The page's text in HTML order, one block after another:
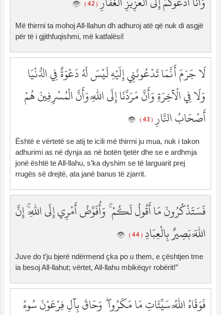
( 42 )
Më thirrni ta mohoj All-llahun dh adhuroj atë që nuk di asgjë
për të i gjithfuqishmi, më katfalësi!
لَا جَرَمَ أَنَّمَا تَدْعُونَنِي إِلَيْهِ لَيْسَ لَهُ دَعْوَةٌ فِي الدُّنْيَا
وَلَا فِي الْآخِرَةِ وَأَنَّ مَرَدَّنَا إِلَى اللَّهِ وَأَنَّ الْمُسْرِفِينَ هُمْ
أَصْحَابُ النَّارِ( 43 )
Është e vërtetë se atij te icili më thirrni ju mua, nuk i takon
adhurimi as në dynja as në botën tjetër dhe se e ardhmja
jonë është te All-llahu, s’ka dyshim se të larguarit prej
rrugës së drejtë, ata janë banus të zjarrit.
فَسَتَذْكُرُونَ مَا أَقُولُ لَكُمْ ۚ وَأُفَوِّضُ أَمْرِي إِلَى اللَّهِ ۚ إِنَّ
اللَّهَ بَصِيرٌ بِالْعِبَادِ ( 44 )
Juve do t’ju bjerë ndërmend çka po u them, e çështjen tme
ia besoj All-llahut; vërtet, All-llahu mbikëqyr robërit!”
فَوَقَاهُ اللَّهُ سَيِّئَاتِ مَا مَكَرُوا ۖ وَحَاقَ بِآلِ فِرْعَوْنَ سُوءُ